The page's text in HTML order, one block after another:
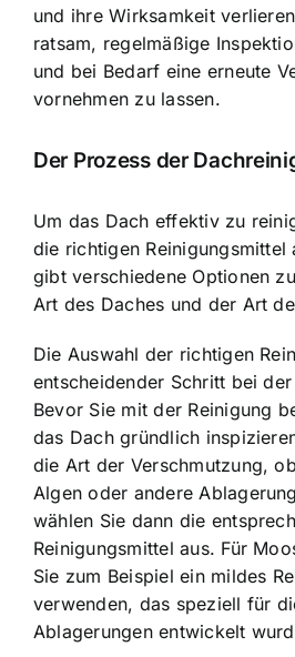
und ihre Wirksamkeit
ratsam, regelmäßige
und bei Bedarf eine erneute
vornehmen zu lassen.
Der Prozess der
Um das Dach effektiv zu
die richtigen Reinigungsmittel
gibt verschiedene Optionen
Art des Daches und der Art
Die Auswahl der richtigen
entscheidender Schritt bei
Bevor Sie mit der Reinigung
das Dach gründlich
die Art der Verschmutzung,
Algen oder andere
wählen Sie dann die
Reinigungsmittel aus. Für
Sie zum Beispiel ein mildes
verwenden, das speziell für
Ablagerungen entwickelt